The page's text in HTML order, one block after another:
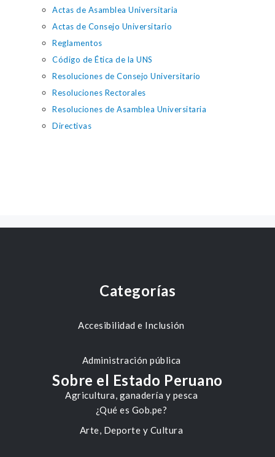
Actas de Asamblea Universitaria
Actas de Consejo Universitario
Reglamentos
Código de Ética de la UNS
Resoluciones de Consejo Universitario
Resoluciones Rectorales
Resoluciones de Asamblea Universitaria
Directivas
Categorías
Accesibilidad e Inclusión
Administración pública
Agricultura, ganadería y pesca
Arte, Deporte y Cultura
Sobre el Estado Peruano
¿Qué es Gob.pe?